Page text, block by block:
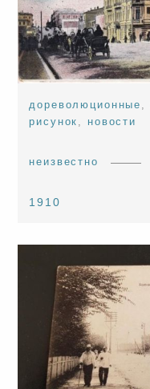
дореволюционные ,
рисунок , новости
неизвестно
1910